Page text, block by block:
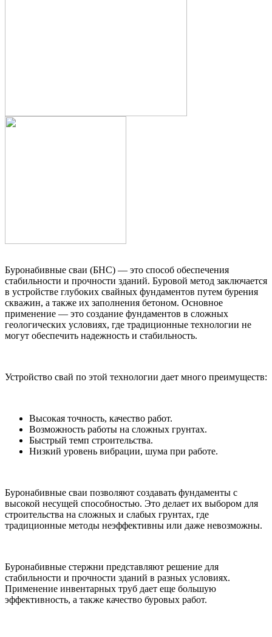
Буронабивные сваи (БНС) — это способ обеспечения
стабильности и прочности зданий. Буровой метод заключается
в устройстве глубоких свайных фундаментов путем бурения
скважин, а также их заполнения бетоном. Основное
применение — это создание фундаментов в сложных
геологических условиях, где традиционные технологии не
могут обеспечить надежность и стабильность.
Устройство свай по этой технологии дает много преимуществ:
Высокая точность, качество работ.
Возможность работы на сложных грунтах.
Быстрый темп строительства.
Низкий уровень вибрации, шума при работе.
Буронабивные сваи позволяют создавать фундаменты с
высокой несущей способностью. Это делает их выбором для
строительства на сложных и слабых грунтах, где
традиционные методы неэффективны или даже невозможны.
Буронабивные стержни представляют решение для
стабильности и прочности зданий в разных условиях.
Применение инвентарных труб дает еще большую
эффективность, а также качество буровых работ.